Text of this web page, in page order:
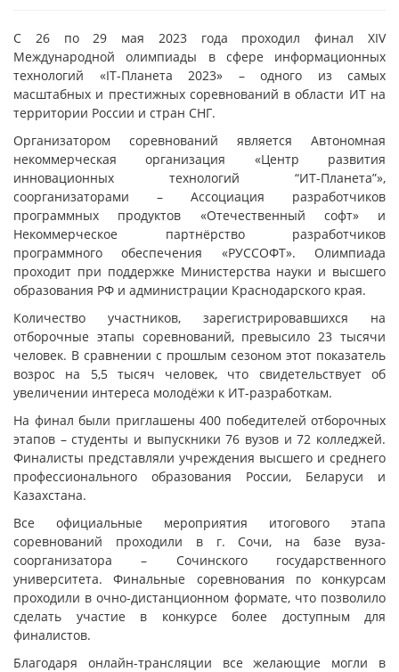
С 26 по 29 мая 2023 года проходил финал XIV
Международной олимпиады в сфере информационных
технологий «IT-Планета 2023» – одного из самых
масштабных и престижных соревнований в области ИТ на
территории России и стран СНГ.
Организатором соревнований является Автономная
некоммерческая организация «Центр развития
инновационных технологий “ИТ-Планета”»,
соорганизаторами – Ассоциация разработчиков
программных продуктов «Отечественный софт» и
Некоммерческое партнёрство разработчиков
программного обеспечения «РУССОФТ». Олимпиада
проходит при поддержке Министерства науки и высшего
образования РФ и администрации Краснодарского края.
Количество участников, зарегистрировавшихся на
отборочные этапы соревнований, превысило 23 тысячи
человек. В сравнении с прошлым сезоном этот показатель
возрос на 5,5 тысяч человек, что свидетельствует об
увеличении интереса молодёжи к ИТ-разработкам.
На финал были приглашены 400 победителей отборочных
этапов – студенты и выпускники 76 вузов и 72 колледжей.
Финалисты представляли учреждения высшего и среднего
профессионального образования России, Беларуси и
Казахстана.
Все официальные мероприятия итогового этапа
соревнований проходили в г. Сочи, на базе вуза-
соорганизатора – Сочинского государственного
университета. Финальные соревнования по конкурсам
проходили в очно-дистанционном формате, что позволило
сделать участие в конкурсе более доступным для
финалистов.
Благодаря онлайн-трансляции все желающие могли в